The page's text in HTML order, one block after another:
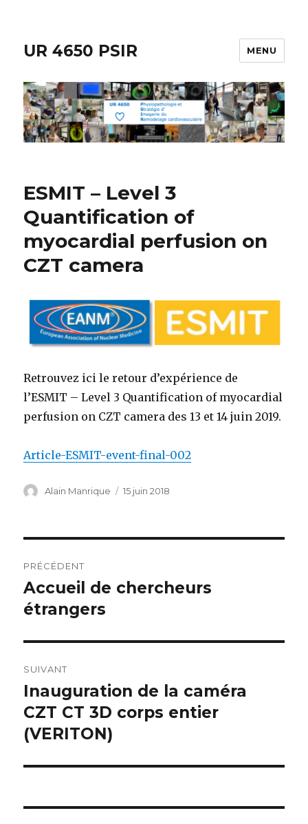
UR 4650 PSIR MENU
ESMIT – Level 3
Quantification of
myocardial perfusion on
CZT camera
Retrouvez ici le retour d’expérience de
l’ESMIT – Level 3 Quantification of myocardial
perfusion on CZT camera des 13 et 14 juin 2019.
Article-ESMIT-event-final-002
Auteur
Alain Manrique
Publié
15 juin 2018
de
l’article
PRÉCÉDENT
Publication
précédente :
Accueil de chercheurs
étrangers
SUIVANT
Publication
suivante :
Inauguration de la caméra
CZT CT 3D corps entier
(VERITON)